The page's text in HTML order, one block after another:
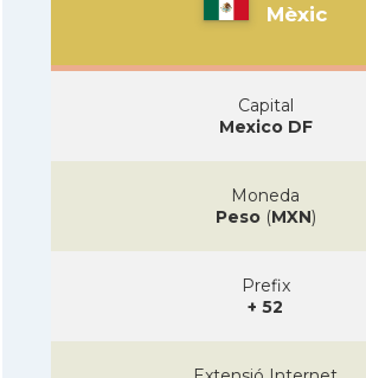
Mèxic
Capital
Mexico DF
Moneda
Peso(MXN)
Prefix
+ 52